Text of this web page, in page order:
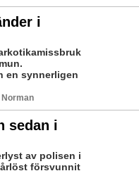
i
en synnerligen
sedan i
av polisen i
försvunnit